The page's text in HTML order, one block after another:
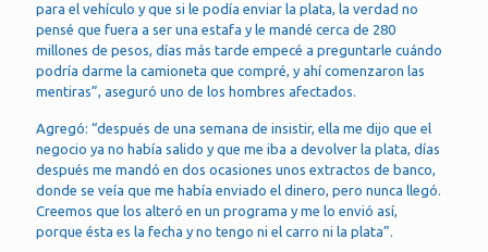
para el vehículo y que si le podía enviar la plata, la verdad no
pensé que fuera a ser una estafa y le mandé cerca de 280
millones de pesos, días más tarde empecé a preguntarle cuándo
podría darme la camioneta que compré, y ahí comenzaron las
mentiras”, aseguró uno de los hombres afectados.
Agregó: “después de una semana de insistir, ella me dijo que el
negocio ya no había salido y que me iba a devolver la plata, días
después me mandó en dos ocasiones unos extractos de banco,
donde se veía que me había enviado el dinero, pero nunca llegó.
Creemos que los alteró en un programa y me lo envió así,
porque ésta es la fecha y no tengo ni el carro ni la plata”.